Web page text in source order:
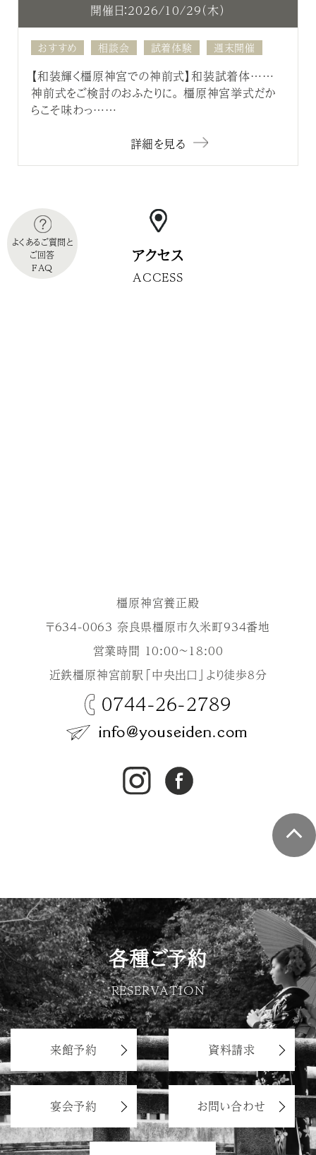
開催日：2026/10/29（木）
おすすめ 相談会 試着体験 週末開催
【和装輝く橿原神宮での神前式】和装試着体……
神前式をご検討のおふたりに。 橿原神宮挙式だか
らこそ味わっ……
詳細を見る
アクセス
ACCESS
橿原神宮養正殿
〒634-0063 奈良県橿原市久米町934番地
営業時間 10:00～18:00
近鉄橿原神宮前駅「中央出口」より徒歩8分
0744-26-2789
よくあるご質問と
ご回答
FAQ
各種ご予約
RESERVATION
来館予約 資料請求
宴会予約 お問い合わせ